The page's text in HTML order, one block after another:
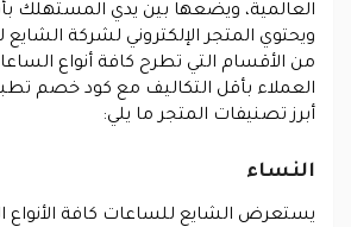
العالمية، ويضعها بين يدي المستهلك
ويحتوي المتجر الإلكتروني لشركة
من الأقسام التي تطرح كافة أنواع
العملاء بأقل التكاليف مع كود خصم
أبرز تصنيفات المتجر ما يلي:
النساء
يستعرض الشايع للساعات كافة الأنواع